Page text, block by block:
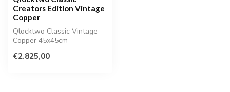
Creators Edition Vintage
Copper
Qlocktwo Classic Vintage
Copper 45x45cm
€2.825,00